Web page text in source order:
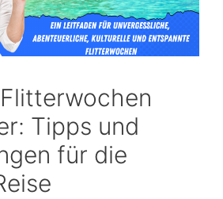
Tipps und
für die